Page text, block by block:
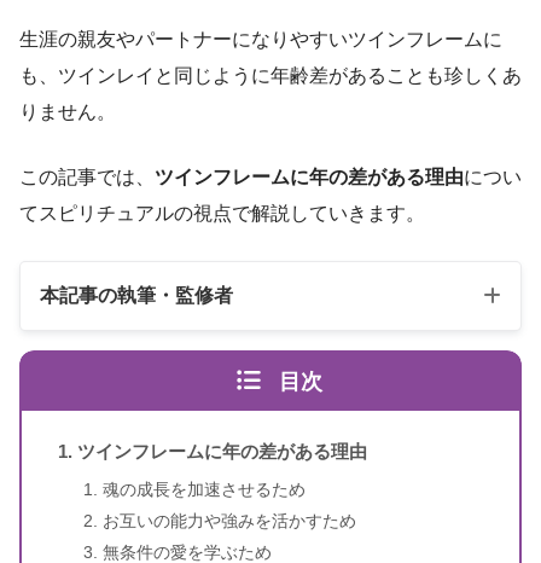
生涯の親友やパートナーになりやすいツインフレームに
も、ツインレイと同じように年齢差があることも珍しくあ
りません。
この記事では、 ツインフレームに年の差がある理由につい
てスピリチュアルの視点で解説していきます。
本記事の執筆・監修者
スピリカ（自己紹介はこちら）
目次
ツインフレームに年の差がある理由
魂の成長を加速させるため
お互いの能力や強みを活かすため
無条件の愛を学ぶため